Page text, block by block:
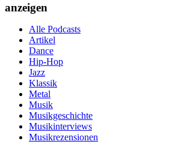
anzeigen
Alle Podcasts
Artikel
Dance
Hip-Hop
Jazz
Klassik
Metal
Musik
Musikgeschichte
Musikinterviews
Musikrezensionen